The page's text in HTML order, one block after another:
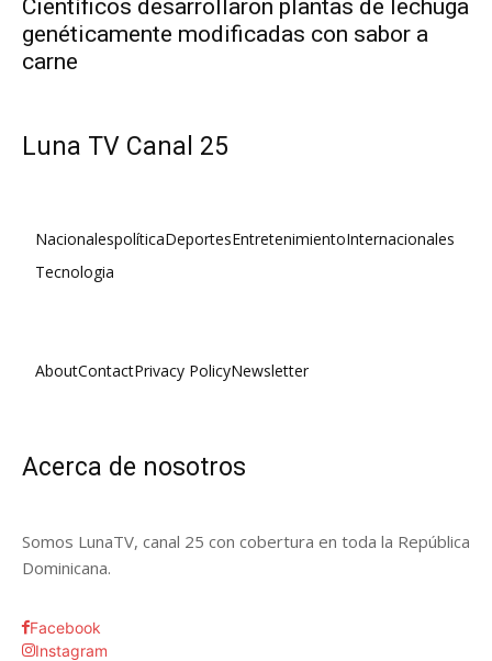
Científicos desarrollaron plantas de lechuga
genéticamente modificadas con sabor a
carne
Luna TV Canal 25
NacionalespolíticaDeportesEntretenimientoInternacionales
Tecnologia
AboutContactPrivacy PolicyNewsletter
Acerca de nosotros
Somos LunaTV, canal 25 con cobertura en toda la República
Dominicana.
Facebook
Instagram